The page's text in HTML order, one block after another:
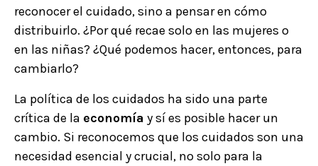
reconocer el cuidado, sino a pensar en cómo
distribuirlo. ¿Por qué recae solo en las mujeres o
en las niñas? ¿Qué podemos hacer, entonces, para
cambiarlo?
La política de los cuidados ha sido una parte
crítica de la economía y sí es posible hacer un
cambio. Si reconocemos que los cuidados son una
necesidad esencial y crucial, no solo para la